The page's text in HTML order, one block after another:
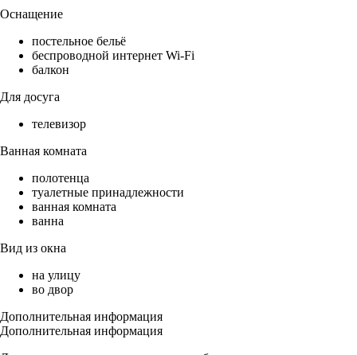
Оснащение
постельное бельё
беспроводной интернет Wi-Fi
балкон
Для досуга
телевизор
Ванная комната
полотенца
туалетные принадлежности
ванная комната
ванна
Вид из окна
на улицу
во двор
Дополнительная информация
Дополнительная информация